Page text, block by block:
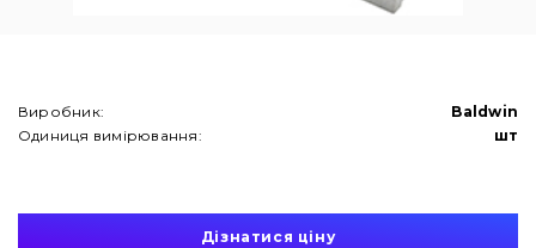
Виробник:
Baldwin
Одиниця вимірювання:
шт
Дізнатися ціну